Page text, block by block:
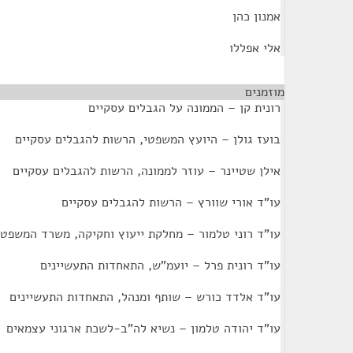
אמנון כהן
אלי אפללו
מוזמנים
רונית קן – הממונה על הגבלים עסקיים
בועז גולן – היועץ המשפטי, הרשות להגבלים עסקיים
אילן שטיינר – עוזר לממונה, הרשות להגבלים עסקיים
עו"ד אורי שוורץ – הרשות להגבלים עסקיים
עו"ד רוני טלמור – מחלקת ייעוץ וחקיקה, משרד
עו"ד רונית פרל – יועמ"ש, התאחדות התעשיינים
עו"ד אלדד כורש – שותף ומנהל, התאחדות התעשיינים
עו"ד יהודה טלמון – נשיא לה"ב-לשכת ארגוני עצמאים